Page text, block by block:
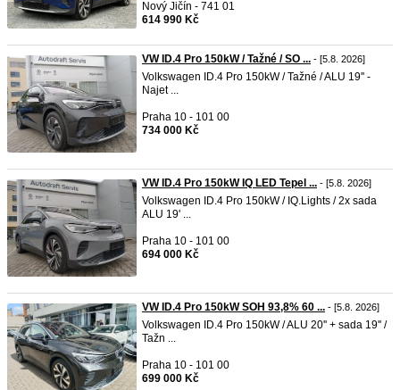
Nový Jičín - 741 01
614 990 Kč
VW ID.4 Pro 150kW / Tažné / SO ... - [5.8. 2026]
Volkswagen ID.4 Pro 150kW / Tažné / ALU 19'' -
Najet ...
Praha 10 - 101 00
734 000 Kč
VW ID.4 Pro 150kW IQ LED Tepel ... - [5.8. 2026]
Volkswagen ID.4 Pro 150kW / IQ.Lights / 2x sada
ALU 19' ...
Praha 10 - 101 00
694 000 Kč
VW ID.4 Pro 150kW SOH 93,8% 60 ... - [5.8. 2026]
Volkswagen ID.4 Pro 150kW / ALU 20'' + sada 19'' /
Tažn ...
Praha 10 - 101 00
699 000 Kč